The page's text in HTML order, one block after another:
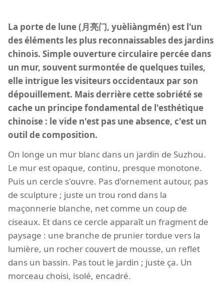
La porte de lune (月亮门, yuèliàngmén) est l'un
des éléments les plus reconnaissables des jardins
chinois. Simple ouverture circulaire percée dans
un mur, souvent surmontée de quelques tuiles,
elle intrigue les visiteurs occidentaux par son
dépouillement. Mais derrière cette sobriété se
cache un principe fondamental de l'esthétique
chinoise : le vide n'est pas une absence, c'est un
outil de composition.
On longe un mur blanc dans un jardin de Suzhou.
Le mur est opaque, continu, presque monotone.
Puis un cercle s'ouvre. Pas d'ornement autour, pas
de sculpture ; juste un trou rond dans la
maçonnerie blanche, net comme un coup de
ciseaux. Et dans ce cercle apparaît un fragment de
paysage : une branche de prunier tordue vers la
lumière, un rocher couvert de mousse, un reflet
dans un bassin. Pas tout le jardin ; juste ça. Un
morceau choisi, isolé, encadré.